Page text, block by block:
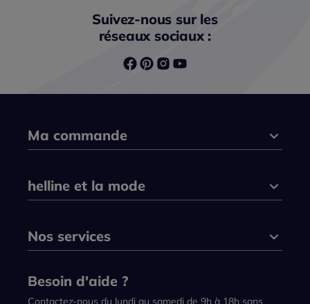
Suivez-nous sur les
réseaux sociaux :
Ma commande
helline et la mode
Nos services
Besoin d'aide ?
Contactez-nous du lundi au samedi de 9h à 18h sans